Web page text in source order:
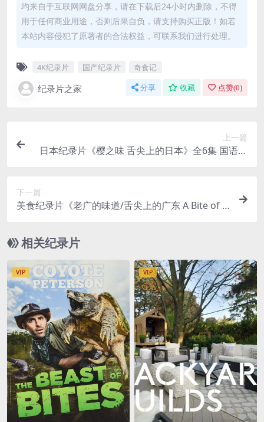
均来自于互联网网盘分享，请在下载后24小时内删除，不得
用于任何商业用途，否则后果自负，请支持购买正版！如若
本站内容侵犯了原著者的合法权益，可联系我们进行处理。
4K纪录片 国产纪录片 奇食记
纪录片之家 分享 收藏 点赞(0)
上一篇
日本纪录片《樱之味 舌尖上的日本》全6集 国语中
下一篇
美食纪录片《老广的味道/舌尖上的广东 A Bite of G
盘下载
相关纪录片
VIP VIP